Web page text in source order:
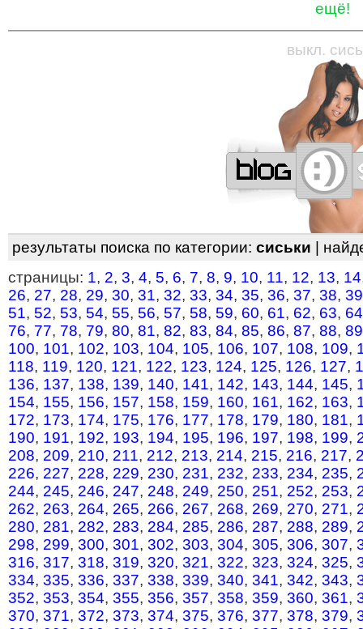
ещё!
—————————————————
выкл.
результаты поиска по категории: сиськи |
страницы: 1, 2, 3, 4, 5, 6, 7, 8, 9, 10, 11, 12, 13, 14
26, 27, 28, 29, 30, 31, 32, 33, 34, 35, 36, 37, 38, 39
51, 52, 53, 54, 55, 56, 57, 58, 59, 60, 61, 62, 63, 64
76, 77, 78, 79, 80, 81, 82, 83, 84, 85, 86, 87, 88, 89
100, 101, 102, 103, 104, 105, 106, 107, 108, 109,
118, 119, 120, 121, 122, 123, 124, 125, 126, 127,
136, 137, 138, 139, 140, 141, 142, 143, 144, 145,
154, 155, 156, 157, 158, 159, 160, 161, 162, 163,
172, 173, 174, 175, 176, 177, 178, 179, 180, 181,
190, 191, 192, 193, 194, 195, 196, 197, 198, 199,
208, 209, 210, 211, 212, 213, 214, 215, 216, 217,
226, 227, 228, 229, 230, 231, 232, 233, 234, 235,
244, 245, 246, 247, 248, 249, 250, 251, 252, 253,
262, 263, 264, 265, 266, 267, 268, 269, 270, 271,
280, 281, 282, 283, 284, 285, 286, 287, 288, 289,
298, 299, 300, 301, 302, 303, 304, 305, 306, 307,
316, 317, 318, 319, 320, 321, 322, 323, 324, 325,
334, 335, 336, 337, 338, 339, 340, 341, 342, 343,
352, 353, 354, 355, 356, 357, 358, 359, 360, 361,
370, 371, 372, 373, 374, 375, 376, 377, 378, 379,